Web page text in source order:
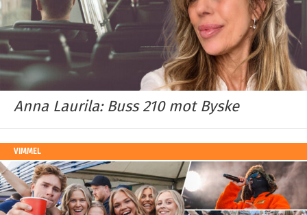
Anna Laurila: Buss 210 mot Byske
VIMMEL